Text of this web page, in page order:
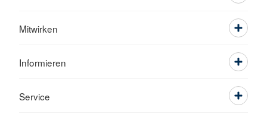
Mitwirken
Informieren
Service